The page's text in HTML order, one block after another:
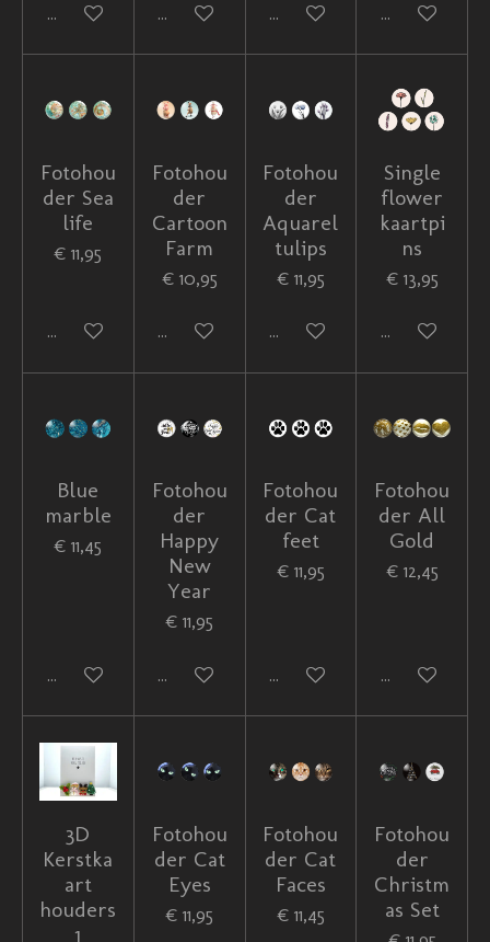
In winkelwagenIn winkelwagenIn winkelwagenIn
Fotohou
der Sea
life
€ 11,95
In winkelwagen
Fotohou
der
Cartoon
Farm
€ 10,95
In winkelwagen
Fotohou
der
Aquarel
tulips
€ 11,95
In winkelwagen
Single
flower
kaartpi
ns
€ 13,95
In
Blue
marble
€ 11,45
In winkelwagen
Fotohou
der
Happy
New
Year
€ 11,95
In winkelwagen
Fotohou
der Cat
feet
€ 11,95
In winkelwagen
Fotohou
der All
Gold
€ 12,45
In
3D
Kerstka
art
houders
1
Fotohou
der Cat
Eyes
€ 11,95
Fotohou
der Cat
Faces
€ 11,45
Fotohou
der
Christm
as Set